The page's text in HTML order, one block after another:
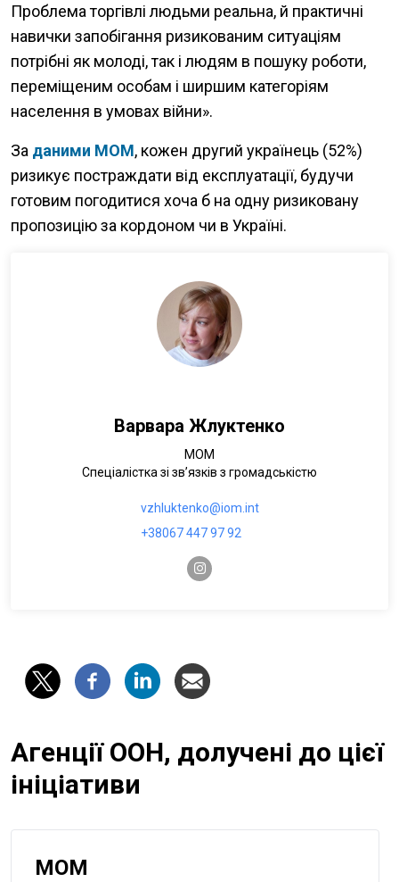
Проблема торгівлі людьми реальна, й практичні
навички запобігання ризикованим ситуаціям
потрібні як молоді, так і людям в пошуку роботи,
переміщеним особам і ширшим категоріям
населення в умовах війни».
За даними МОМ, кожен другий українець (52%)
ризикує постраждати від експлуатації, будучи
готовим погодитися хоча б на одну ризиковану
пропозицію за кордоном чи в Україні.
Варвара Жлуктенко
МОМ
Спеціалістка зі зв’язків з громадськістю
vzhluktenko@iom.int
+38067 447 97 92
instagram
Агенції ООН, долучені до цієї
ініціативи
МОМ